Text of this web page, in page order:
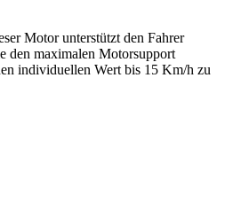
Motor unterstützt den Fahrer
den maximalen Motorsupport
individuellen Wert bis 15 Km/h zu